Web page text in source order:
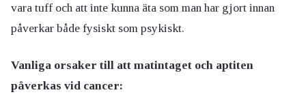
vara tuff och att inte kunna äta som man har gjort innan
påverkar både fysiskt som psykiskt.
Vanliga orsaker till att matintaget och aptiten
påverkas vid cancer: